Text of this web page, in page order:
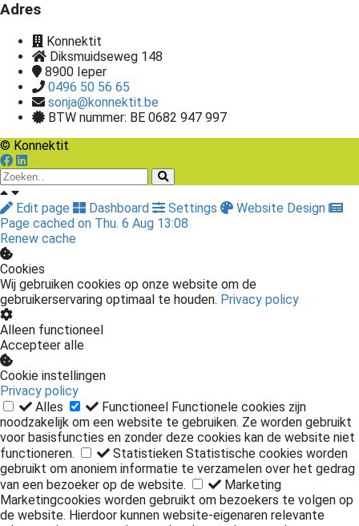
Adres
Konnektit
Diksmuidseweg 148
8900 Ieper
0496 50 56 65
sonja@konnektit.be
BTW nummer: BE 0682 947 997
© Konnektit
Edit page Dashboard Settings
Website Design
Page cached on Thu. 6 Aug 13:08
Renew cache
Cookies
Wij gebruiken cookies op onze website om de
gebruikerservaring optimaal te houden. Privacy policy
Alleen functioneel
Accepteer alle
Cookie instellingen
Privacy policy
Alles
Functioneel Functionele cookies zijn
noodzakelijk om een website te gebruiken. Ze worden gebruikt
voor basisfuncties en zonder deze cookies kan de website niet
functioneren.
Statistieken Statistische cookies worden
gebruikt om anoniem informatie te verzamelen over het gedrag
van een bezoeker op de website.
Marketing
Marketingcookies worden gebruikt om bezoekers te volgen op
de website. Hierdoor kunnen website-eigenaren relevante